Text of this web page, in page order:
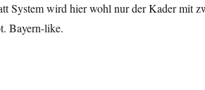
System wird hier wohl nur der Kader mit
Bayern-like.